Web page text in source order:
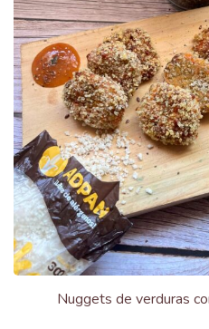
Nuggets de verduras